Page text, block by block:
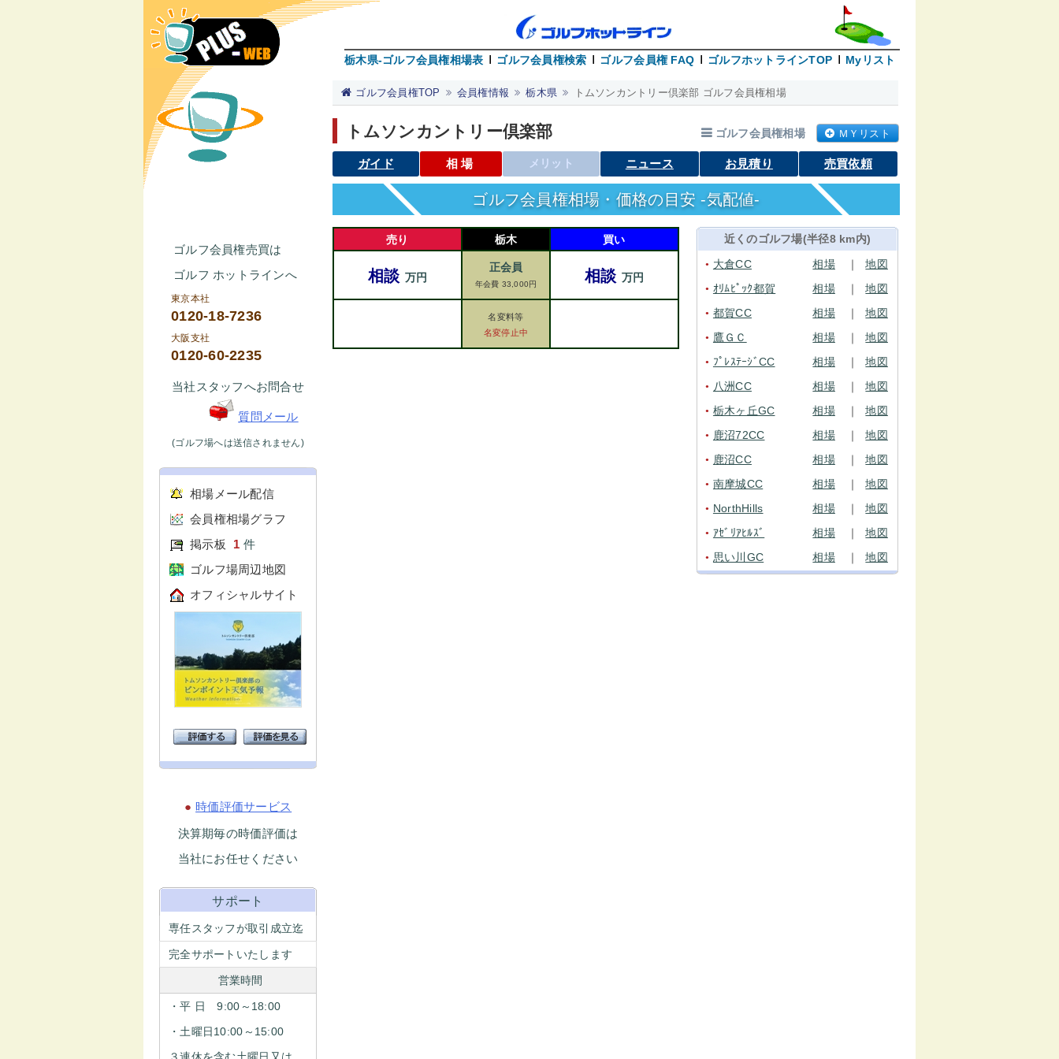
栃木県-ゴルフ会員権相場表 ゴルフ会員権検索 ゴルフ会員権 FAQ ゴルフホットラインTOP Myリスト
ゴルフ会員権売買は
ゴルフ ホットラインへ
東京本社
0120-18-7236
大阪支社
0120-60-2235
当社スタッフへお問合せ
質問メール
(ゴルフ場へは送信されません)
相場メール配信
会員権相場グラフ
掲示板
1 件
ゴルフ場周辺地図
オフィシャルサイト
● 時価評価サービス
決算期毎の時価評価は
当社にお任せください
サポート
専任スタッフが取引成立迄
完全サポートいたします
営業時間
・平 日 9:00～18:00
・土曜日10:00～15:00
ゴルフ会員権TOP 会員権情報 栃木県 トムソンカントリー倶楽部 ゴルフ会員権相場
トムソンカントリー倶楽部 ゴルフ会員権相場 ＭＹリスト
ガイド 相場 メリット ニュース お見積り 売買依頼
ゴルフ会員権相場・価格の目安 -気配値-
売り
相談 万円
栃木
正会員
年会費 33,000円
名変料等
名変停止中
買い
相談 万円
近くのゴルフ場(半径8 km内)
● 大倉CC 相場 ｜ 地図
● ｵﾘﾑﾋﾟｯｸ都賀 相場 ｜ 地図
● 都賀CC 相場 ｜ 地図
● 鷹ＧＣ 相場 ｜ 地図
● ﾌﾟﾚｽﾃｰｼﾞCC 相場 ｜ 地図
● 八洲CC 相場 ｜ 地図
● 栃木ヶ丘GC 相場 ｜ 地図
● 鹿沼72CC 相場 ｜ 地図
● 鹿沼CC 相場 ｜ 地図
● 南摩城CC 相場 ｜ 地図
● NorthHills 相場 ｜ 地図
● ｱｾﾞﾘｱﾋﾙｽﾞ 相場 ｜ 地図
● 思い川GC 相場 ｜ 地図